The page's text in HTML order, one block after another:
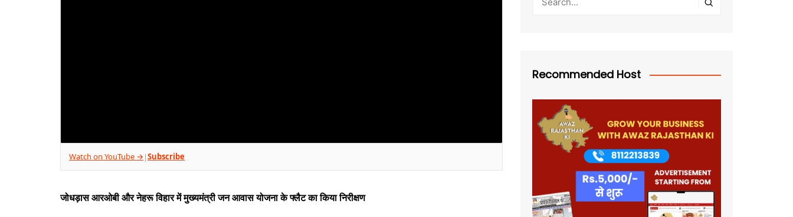
Watch on YouTube → |Subscribe
जोधड़ास आरओबी और नेहरू विहार में मुख्यमंत्री जन आवास योजना के फ्लैट का किया निरीक्षण
Recommended Host